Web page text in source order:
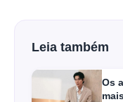
Leia também
Os